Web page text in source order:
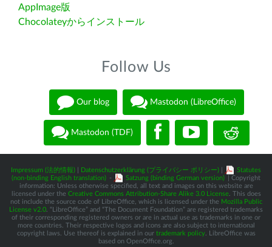
AppImage版
Chocolateyからインストール
Follow Us
Our blog Mastodon (LibreOffice)
Mastodon (TDF)
Impressum (法的情報) Datenschutzerklärung (プライバシー ポリシー)
Statutes
(non-binding English translation) - Satzung (binding German version)
| Copyright
information: Unless otherwise specified, all text and images on this website are
licensed under the Creative Commons Attribution-Share Alike 3.0 License. This does
not include the source code of LibreOffice, which is licensed under the Mozilla Public
License v2.0 . “LibreOffice” and “The Document Foundation” are registered trademarks
of their corresponding registered owners or are in actual use as trademarks in one or
more countries. Their respective logos and icons are also subject to international
copyright laws. Use thereof is explained in our trademark policy. LibreOffice was
based on OpenOffice.org.